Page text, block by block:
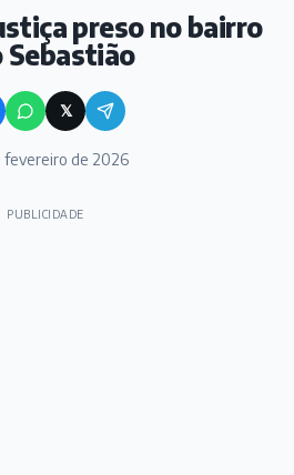
preso no bairro
Sebastião
𝕏
fevereiro de 2026
PUBLICIDADE